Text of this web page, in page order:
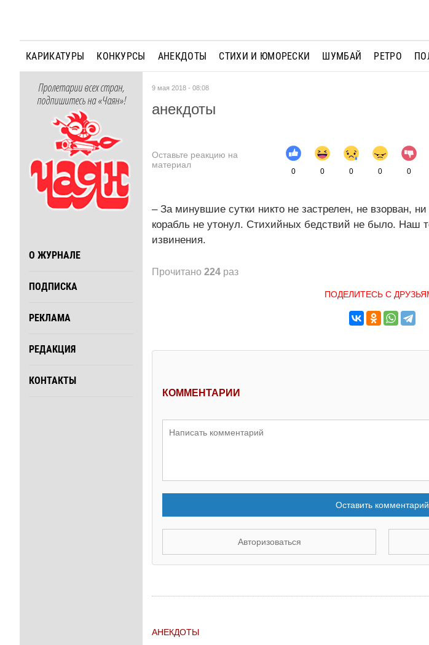
КАРИКАТУРЫ КОНКУРСЫ АНЕКДОТЫ СТИХИ И ЮМОРЕСКИ ШУМБАЙ РЕТРО
Пролетарии всех стран,
подпишитесь на «Чаян»!
О ЖУРНАЛЕ
ПОДПИСКА
РЕКЛАМА
РЕДАКЦИЯ
КОНТАКТЫ
9 мая 2018 - 08:08
анекдоты
Оставьте реакцию на
материал
0 0 0 0 0
– За минувшие сутки никто не застрелен, не взорван,
корабль не утонул. Стихийных бедствий не было. Наш
извинения.
Прочитано 224 раз
ПОДЕЛИТЕСЬ С
КОММЕНТАРИИ
Оставить комментарий
Авторизоваться
АНЕКДОТЫ